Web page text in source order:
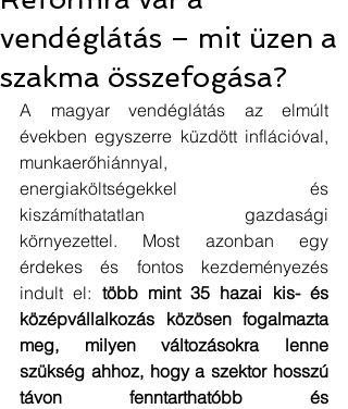
vendéglátás – mit üzen a
szakma összefogása?
A magyar vendéglátás az elmúlt
években egyszerre küzdött inflációval,
munkaerőhiánnyal,
energiaköltségekkel és
kiszámíthatatlan gazdasági
környezettel. Most azonban egy
érdekes és fontos kezdeményezés
indult el: több mint 35 hazai kis- és
középvállalkozás közösen fogalmazta
meg, milyen változásokra lenne
szükség ahhoz, hogy a szektor hosszú
távon fenntarthatóbb és